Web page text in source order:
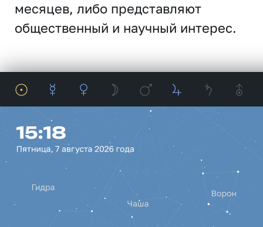
месяцев, либо представляют
общественный и научный интерес.